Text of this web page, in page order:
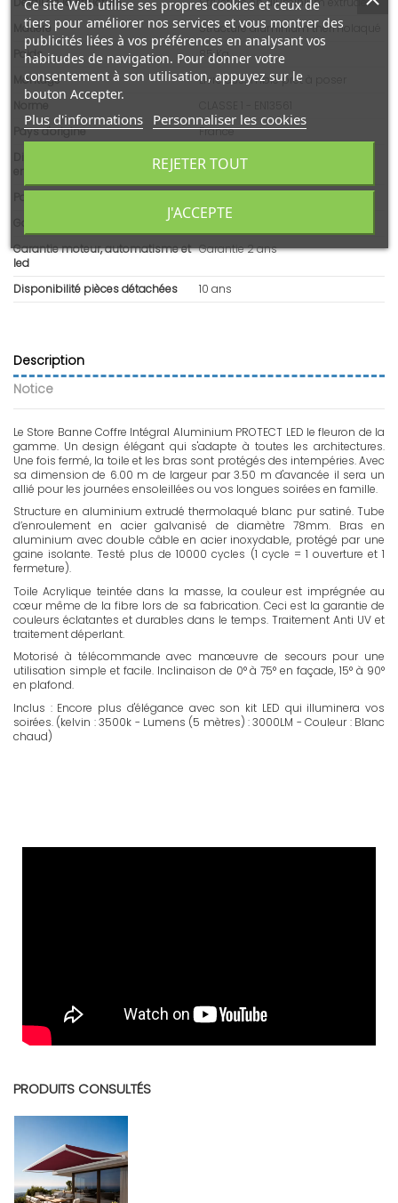
Matière
Structure aluminium thermolaqué
Poids
85 Kg
Montage
Livré assemblé prêt à poser
Pays d'origine
France
Dimensions brutes - article
6500x310x200
Armatures et Toiles : cinq (5) ans
Garantie moteur, automatisme et
led
Garantie 2 ans
Disponibilité pièces détachées 10 ans
Description
Notice
Le Store Banne Coffre Intégral Aluminium PROTECT LED le fleuron de la
gamme. Un design élégant qui s'adapte à toutes les architectures.
Une fois fermé, la toile et les bras sont protégés des intempéries. Avec
sa dimension de 6.00 m de largeur par 3.50 m d'avancée il sera un
allié pour les journées ensoleillées ou vos longues soirées en famille.
Structure en aluminium extrudé thermolaqué blanc pur satiné. Tube
d’enroulement en acier galvanisé de diamètre 78mm. Bras en
aluminium avec double câble en acier inoxydable, protégé par une
gaine isolante. Testé plus de 10000 cycles (1 cycle = 1 ouverture et 1
fermeture).
Toile Acrylique teintée dans la masse, la couleur est imprégnée au
cœur même de la fibre lors de sa fabrication. Ceci est la garantie de
couleurs éclatantes et durables dans le temps. Traitement Anti UV et
traitement déperlant.
Motorisé à télécommande avec manœuvre de secours pour une
utilisation simple et facile. Inclinaison de 0° à 75° en façade, 15° à 90°
en plafond.
Inclus : Encore plus d'élégance avec son kit LED qui illuminera vos
soirées. (kelvin : 3500k - Lumens (5 mètres) : 3000LM - Couleur : Blanc
chaud)
PRODUITS CONSULTÉS
Ce site Web utilise ses propres cookies et ceux de
tiers pour améliorer nos services et vous montrer des
publicités liées à vos préférences en analysant vos
habitudes de navigation. Pour donner votre
consentement à son utilisation, appuyez sur le
bouton Accepter.
Plus d'informations Personnaliser les cookies
REJETER TOUT
J'ACCEPTE